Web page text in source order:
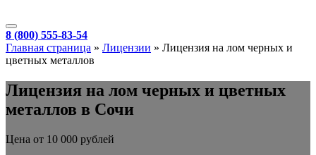
8 (800) 555-83-54
Главная страница » Лицензии » Лицензия на лом черных и
цветных металлов
Лицензия на лом черных и цветных
металлов в Сочи
Цена от 10 000 рублей